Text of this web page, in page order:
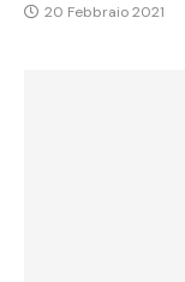
20 Febbraio 2021